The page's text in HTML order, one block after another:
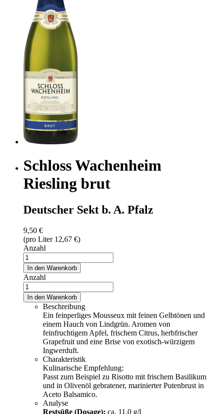
Schloss Wachenheim
Riesling brut
Deutscher Sekt b. A. Pfalz
9,50 €
(pro Liter 12,67 €)
Anzahl
In den Warenkorb
Anzahl
In den Warenkorb
Beschreibung
Ein feinperliges Mousseux mit feinen Gelbtönen und
einem Hauch von Lindgrün. Aromen von
feinfruchtigem Apfel, frischem Citrus, herbfrischer
Grapefruit und eine Brise von exotisch-würzigem
Ingwerduft.
Charakteristik
Kulinarische Empfehlung:
Passt zum Beispiel zu Risotto mit frischem Basilikum
und in Olivenöl gebratener, marinierter Putenbrust in
Aceto Balsamico.
Analyse
Restsüße (Dosage): ca. 11,0 g/l